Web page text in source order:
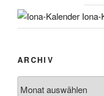
Iona-
ARCHIV